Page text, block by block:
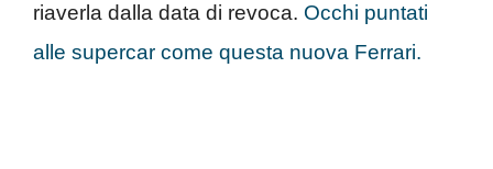
riaverla dalla data di revoca. Occhi puntati
alle supercar come questa nuova Ferrari.